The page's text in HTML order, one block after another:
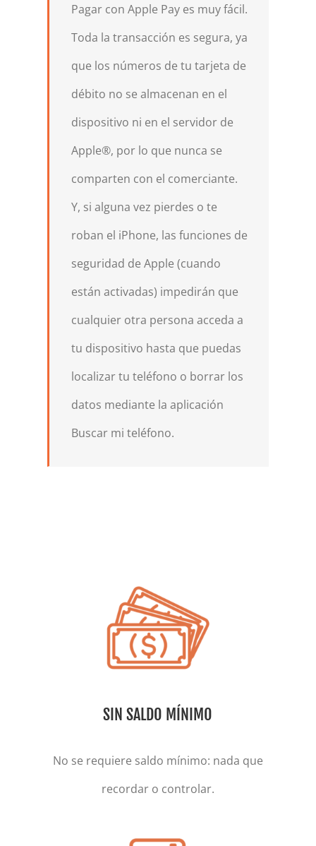
Pagar con Apple Pay es muy fácil.
Toda la transacción es segura, ya
que los números de tu tarjeta de
débito no se almacenan en el
dispositivo ni en el servidor de
Apple®, por lo que nunca se
comparten con el comerciante.
Y, si alguna vez pierdes o te
roban el iPhone, las funciones de
seguridad de Apple (cuando
están activadas) impedirán que
cualquier otra persona acceda a
tu dispositivo hasta que puedas
localizar tu teléfono o borrar los
datos mediante la aplicación
Buscar mi teléfono.
SIN SALDO MÍNIMO
No se requiere saldo mínimo: nada que
recordar o controlar.